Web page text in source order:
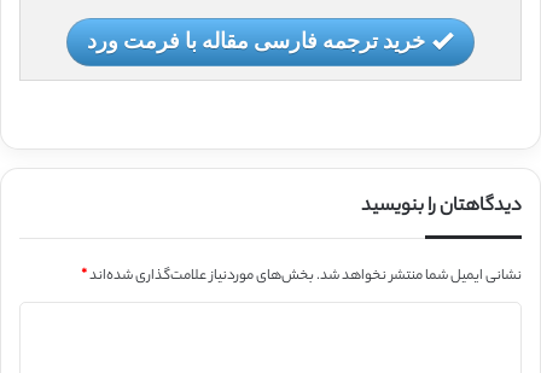
خرید ترجمه فارسی مقاله با فرمت ورد
دیدگاهتان را بنویسید
نشانی ایمیل شما منتشر نخواهد شد.بخش‌های موردنیاز علامت‌گذاری شده‌اند*